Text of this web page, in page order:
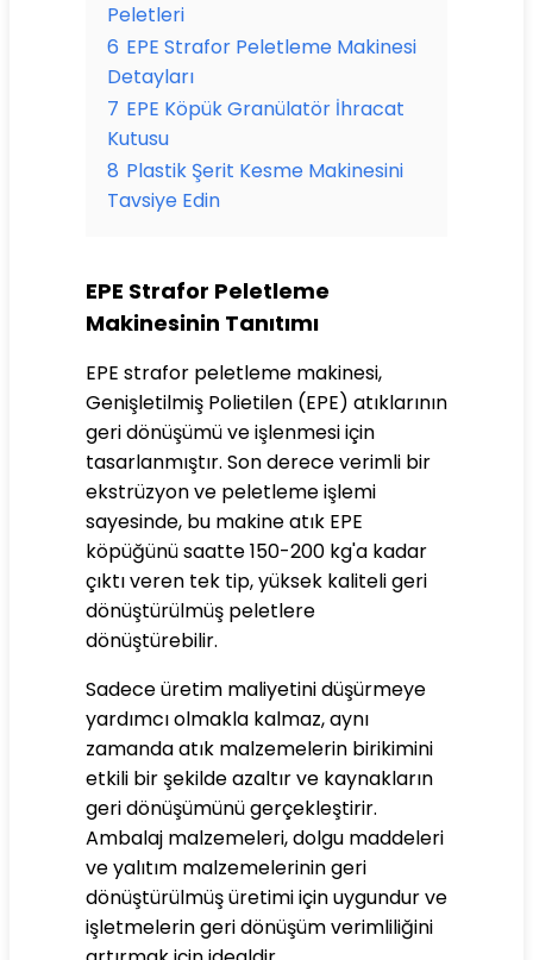
Peletleri
6 EPE Strafor Peletleme Makinesi
Detayları
7 EPE Köpük Granülatör İhracat
Kutusu
8 Plastik Şerit Kesme Makinesini
Tavsiye Edin
EPE Strafor Peletleme
Makinesinin Tanıtımı
EPE strafor peletleme makinesi,
Genişletilmiş Polietilen (EPE) atıklarının
geri dönüşümü ve işlenmesi için
tasarlanmıştır. Son derece verimli bir
ekstrüzyon ve peletleme işlemi
sayesinde, bu makine atık EPE
köpüğünü saatte 150-200 kg'a kadar
çıktı veren tek tip, yüksek kaliteli geri
dönüştürülmüş peletlere
dönüştürebilir.
Sadece üretim maliyetini düşürmeye
yardımcı olmakla kalmaz, aynı
zamanda atık malzemelerin birikimini
etkili bir şekilde azaltır ve kaynakların
geri dönüşümünü gerçekleştirir.
Ambalaj malzemeleri, dolgu maddeleri
ve yalıtım malzemelerinin geri
dönüştürülmüş üretimi için uygundur ve
işletmelerin geri dönüşüm verimliliğini